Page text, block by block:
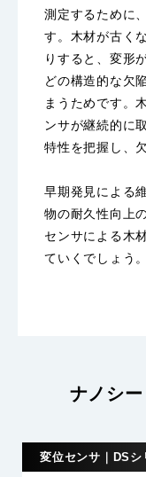
測定するために
す。木材が古く
りすると、変形
どの構造的な欠
まうためです。
ンサが継続的に
特性を把握し、
早期発見による
物の耐久性向上
センサによる木
ていくでしょう。
ナノシ
変位センサ｜DSシ